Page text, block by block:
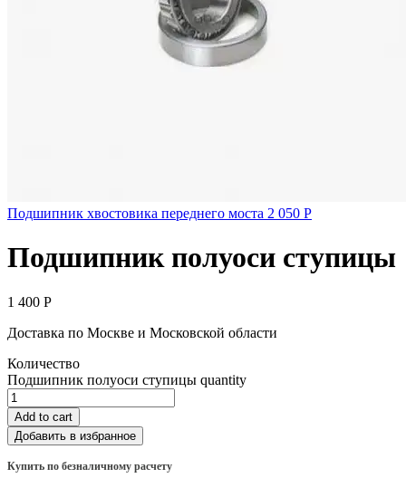
Подшипник хвостовика переднего моста 2 050 Р
Подшипник полуоси ступицы
1 400 Р
Доставка по Москве и Московской области
Количество
Подшипник полуоси ступицы quantity
Add to cart
Добавить в избранное
Купить по безналичному расчету